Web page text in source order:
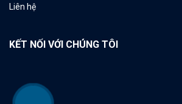
Liên hệ
KẾT NỐI VỚI CHÚNG TÔI